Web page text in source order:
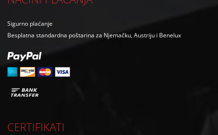
Sigurno plaćanje
Besplatna standardna poštarina za Njemačku, Austriju i Benelux
CERTIFIKATI